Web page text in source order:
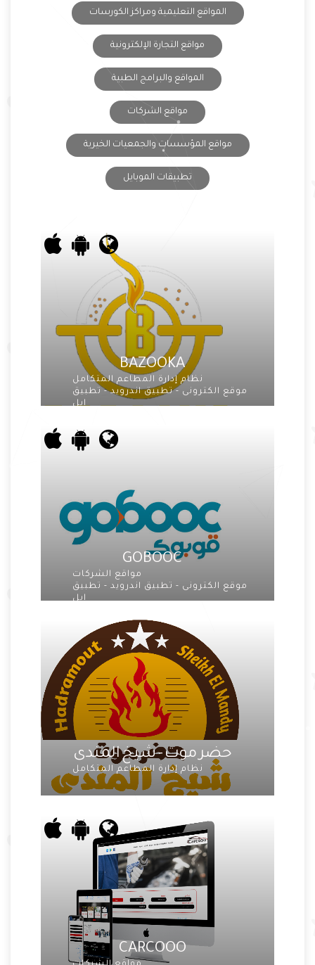
المواقع التعليمية ومراكز الكورسات
مواقع التجارة الإلكترونية
المواقع والبرامج الطبية
مواقع الشركات
مواقع المؤسسات والجمعيات الخيرية
تطبيقات الموبايل
BAZOOKA
نظام إدارة المطاعم المتكامل
موقع الكترونى - تطبيق اندرويد - تطبيق
ابل
GOBOOC
مواقع الشركات
موقع الكترونى - تطبيق اندرويد - تطبيق
ابل
حضر موت - شيخ المندى
نظام إدارة المطاعم المتكامل
CARCOOO